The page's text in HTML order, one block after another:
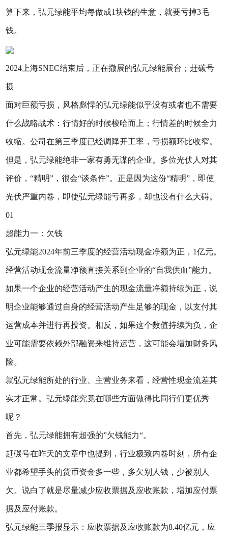
算下来，弘元绿能平均每做成1块钱的生意，就要亏掉3毛
钱。
2024上海SNEC结束后，正在撤展的弘元绿能展台；赶碳号
摄
面对巨额亏损，风格彪悍的弘元绿能似乎没有或者也不需要
什么战略战术：行情好的时候梭哈而上；行情差的时候全力
收缩。公司在第三季度已经调降开工率，亏损额环比收窄。
但是，弘元绿能绝非一家有勇无谋的企业。多位光伏人对其
评价，“精明”，很会“谈条件”。正是因为这份“精明”，即使
光伏严重内卷，即使弘元绿能亏再多，却也没有什么大碍。
01
超能力一：欠钱
弘元绿能2024年前三季度的经营活动现金净额为正，1亿元。
经营活动现金流量净额直接关系到企业的“自我供血”能力。
如果一个企业的经营活动产生的现金流量净额持续为正，说
明企业能够通过自身的经营活动产生足够的现金，以支付其
运营成本并进行再投资。相反，如果这个数值持续为负，企
业可能需要依赖外部融资来维持运营，这可能会增加财务风
险。
就弘元绿能所处的行业、主营业务来看，经营性现金流差其
实才正常。弘元绿能究竟在哪些方面做得比同行们更优秀
呢？
首先，弘元绿能拥有超强的”欠钱能力“。
赶碳号在昨天的文章中也提到，行业极致内卷时刻，所有企
业都希望手头的货币资金多一些，多欠别人钱，少被别人
欠。说白了就是尽量减少应收票据及应收账款，增加应付票
据及应付账款。
弘元绿能三季报显示：应收票据及应收账款为8.40亿元，应